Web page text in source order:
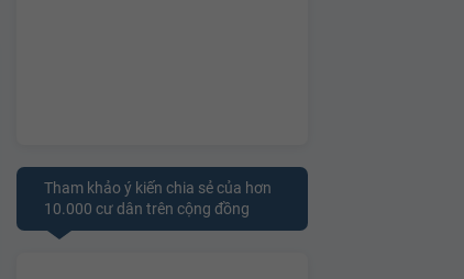
Tham khảo ý kiến chia sẻ của hơn
10.000 cư dân trên cộng đồng